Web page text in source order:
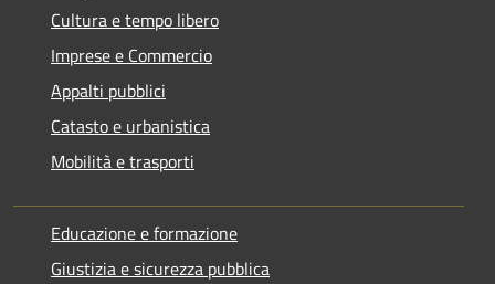
Cultura e tempo libero
Imprese e Commercio
Appalti pubblici
Catasto e urbanistica
Mobilità e trasporti
Educazione e formazione
Giustizia e sicurezza pubblica